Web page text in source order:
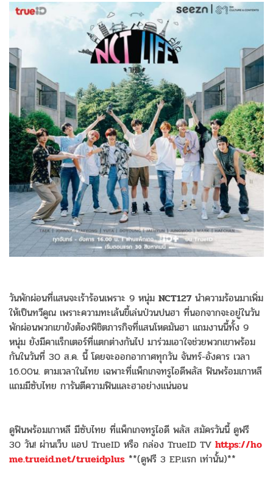
วันพักผ่อนที่แสนจะเร้าร้อนเพราะ 9 หนุ่ม NCT127นำความร้อนมาเพิ่ม
ให้เป็นทวีคูณ เพราะความทะเล้นขี้เล่นป่วนปนฮา ที่นอกจากจะอยู่ในวัน
พักผ่อนพวกเขายังต้องพิชิตภารกิจที่แสนโหดมันฮา แถมงานนี้ทั้ง 9
หนุ่ม ยังมีคาแร็กเตอร์ที่แตกต่างกันไป มาร่วมเอาใจช่วยพวกเขาพร้อม
กันในวันที่ 30 ส.ค. นี้ โดยจะออกอากาศทุกวัน จันทร์-อังคาร เวลา
16.00น. ตามเวลาในไทย เฉพาะที่แพ็กเกจทรูไอดีพลัส ฟินพร้อมเกาหลี
แถมมีซับไทย การันตีความฟินและฮาอย่างแน่นอน
ดูฟินพร้อมเกาหลี มีซับไทย ที่แพ็กเกจทรูไอดี พลัส สมัครวันนี้ ดูฟรี
30 วัน! ผ่านเว็บ แอป TrueID หรือ กล่อง TrueID TV https://ho
me.trueid.net/trueidplus **(ดูฟรี 3 EP.แรก เท่านั้น)**